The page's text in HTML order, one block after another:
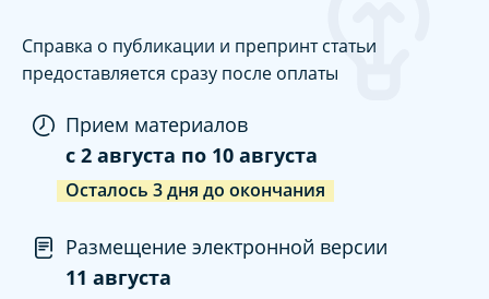
Справка о публикации и препринт статьи
предоставляется сразу после оплаты
Прием материалов
c 2 августа по 10 августа
Осталось 3дня до окончания
Размещение электронной версии
11 августа